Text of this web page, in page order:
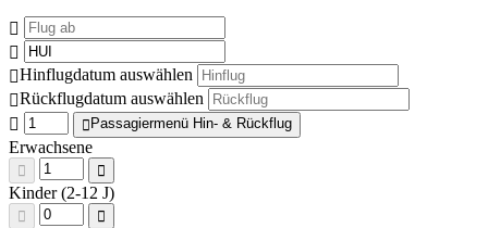
Hinflugdatum auswählen
Rückflugdatum auswählen
Passagiermenü Hin- & Rückflug
Erwachsene
Kinder (2-12 J)